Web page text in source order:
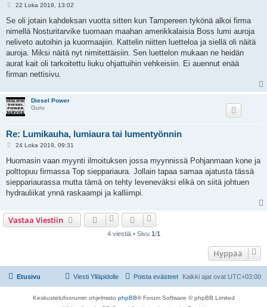
V
e
t
i
22 Loka 2019, 13:02
Se oli jotain kahdeksan vuotta sitten kun Tampereen tykönä alkoi firma
nimellä Nosturitarvike tuomaan maahan amerikkalaisia Boss lumi auroja
neliveto autoihin ja kuormaajiin. Kattelin niitten luetteloa ja siellä oli näitä
auroja. Miksi näitä nyt nimitettäisiin. Sen luettelon mukaan ne heidän
aurat kait oli tarkoitettu liuku ohjattuihin vehkeisiin. Ei auennut enää
firman nettisivu.
Diesel Power
Guru
Re: Lumikauha, lumiaura tai lumentyönnin
V
e
t
i
24 Loka 2019, 09:31
Huomasin vaan myynti ilmoituksen jossa myynnissä Pohjanmaan kone ja
polttopuu firmassa Top sieppariaura. Jollain tapaa samaa ajatusta tässä
sieppariaurassa mutta tämä on tehty leveneväksi elikä on siitä johtuen
hydrauliikat ynnä raskaampi ja kalliimpi.
Vastaa Viestiin
4 viestiä • Sivu 1 /1
Hyppää
Etusivu Kaikki ajat ovat UTC+03:00
Poista evästeet
Viesti Ylläpidolle
Keskustelufoorumin ohjelmisto phpBB® Forum Software © phpBB Limited